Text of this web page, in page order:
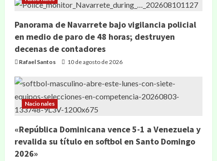
Panorama de Navarrete bajo vigilancia policial
en medio de paro de 48 horas; destruyen
decenas de contadores
Rafael Santos 10 de agosto de 2026
Nacionales
«República Dominicana vence 5-1 a Venezuela y
revalida su título en softbol en Santo Domingo
2026»